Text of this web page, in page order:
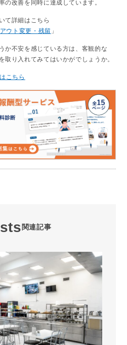
の改善を同時に達成しています。
て詳細はこちら
ウト変更・残留 」
か不安を感じている方は、客観的な
取り入れてみてはいかがでしょうか。
こちら
関連記事